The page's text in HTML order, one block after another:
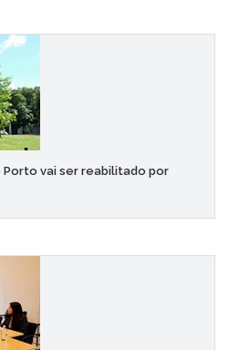
Porto vai ser reabilitado por